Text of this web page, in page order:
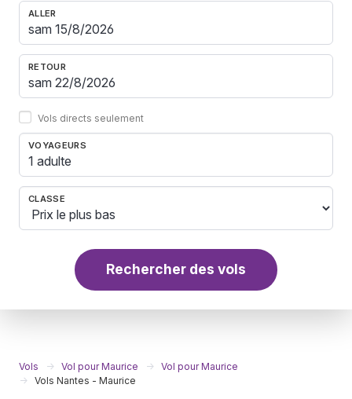
ALLER
RETOUR
Vols directs seulement
VOYAGEURS
1 adulte
CLASSE
Rechercher des vols
Vols Vol pour Maurice
Vol pour Maurice
Vols Nantes - Maurice